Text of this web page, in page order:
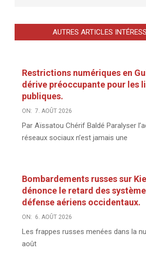
AUTRES ARTICLES
Restrictions numériques en
dérive préoccupante pour les
publiques.
ON: 7. AOÛT 2026
Par Aïssatou Chérif Baldé Paralyser
réseaux sociaux n’est jamais une
Bombardements russes sur
dénonce le retard des
défense aériens occidentaux.
ON: 6. AOÛT 2026
Les frappes russes menées dans la
août